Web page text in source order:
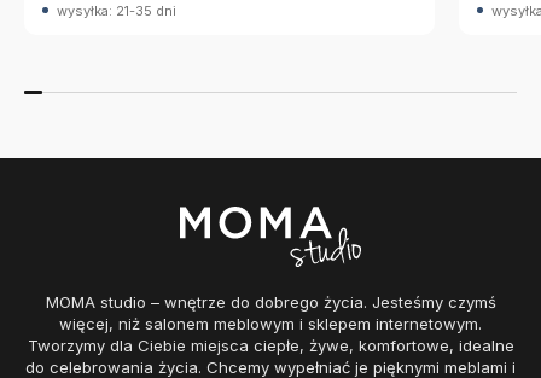
wysyłka: 21-35 dni
MOMA studio – wnętrze do dobrego życia. Jesteśmy czymś
więcej, niż salonem meblowym i sklepem internetowym.
Tworzymy dla Ciebie miejsca ciepłe, żywe, komfortowe, idealne
do celebrowania życia. Chcemy wypełniać je pięknymi meblami i